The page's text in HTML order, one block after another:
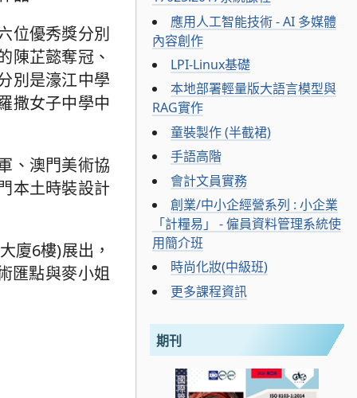
位優秀獎分別
陳芷懿奪冠、
別是濠江中學
撒女子中學中
、澳門美術協
本土時裝設計
廈6樓)展出，
匯點與麥小姐
應用人工智能技術 - AI 多媒體
內容創作
LPI-Linux基礎
本地部署輕量版大語言模型與
RAG實作
童裝製作 (半截裙)
手語高階
會計文員實務
創業/中小企經營系列 : 小企業
「計糧易」 - 僱員資料管理系統使
用簡介班
時尚化妝(中級班)
更多課程資訊
期刊